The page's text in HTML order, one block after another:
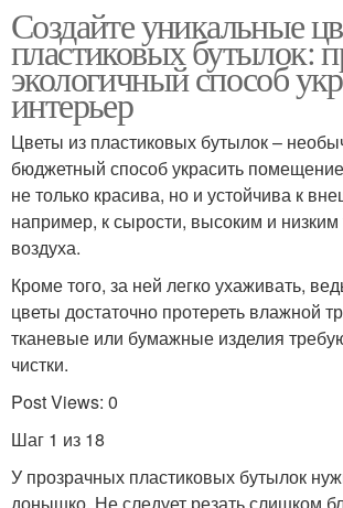
Создайте уникальные
пластиковых бутылок:
экологичный способ
интерьер
Цветы из пластиковых бутылок –
бюджетный способ украсить
не только красива, но и устойчива к
например, к сырости, высоким и
воздуха.
Кроме того, за ней легко ухаживать,
цветы достаточно протереть влажной
тканевые или бумажные изделия
чистки.
Post Views: 0
Шаг 1 из 18
У прозрачных пластиковых бутылок